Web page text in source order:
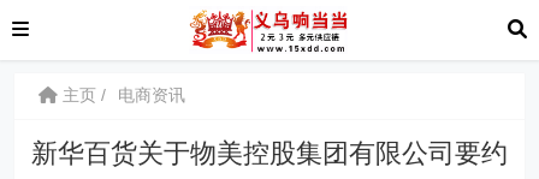
主页 电商资讯
新华百货关于物美控股集团有限公司要约